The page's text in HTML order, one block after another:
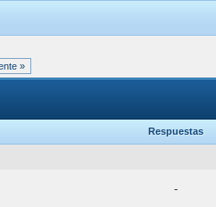
»
Respuestas
-